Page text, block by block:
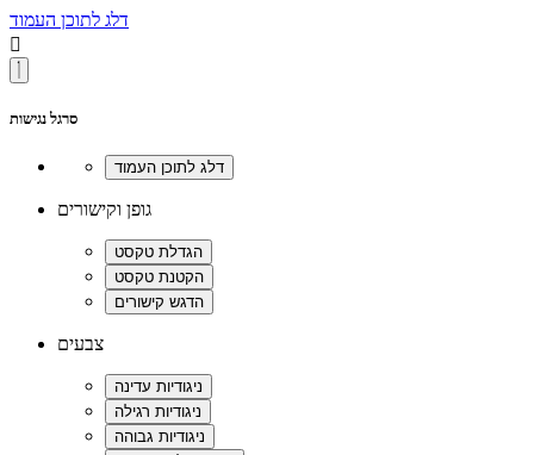
דלג לתוכן העמוד

סרגל נגישות
גופן וקישורים
צבעים